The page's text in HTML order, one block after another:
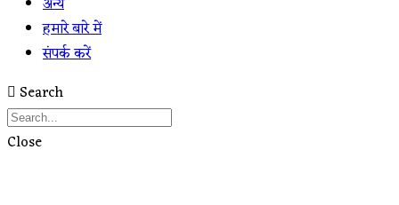
हमारे बारे में
संपर्क करें
Search
Close